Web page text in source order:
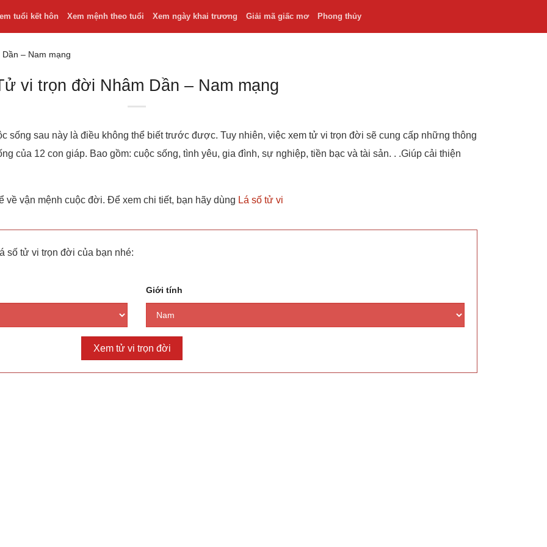
tuổi kết hôn Xem mệnh theo tuổi Xem ngày khai trương Giải mã giấc mơ Phong thủy
– Nam mạng
vi trọn đời Nhâm Dần – Nam mạng
sống sau này là điều không thể biết trước được. Tuy nhiên, việc xem tử vi trọn đời sẽ cung cấp những thông
của 12 con giáp. Bao gồm: cuộc sống, tình yêu, gia đình, sự nghiệp, tiền bạc và tài sản. . .Giúp cải thiện
vận mệnh cuộc đời. Để xem chi tiết, bạn hãy dùng Lá số tử vi
số tử vi trọn đời của bạn nhé:
Giới tính